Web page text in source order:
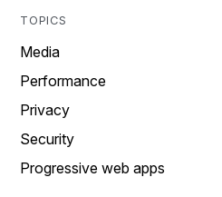
TOPICS
Media
Performance
Privacy
Security
Progressive web apps